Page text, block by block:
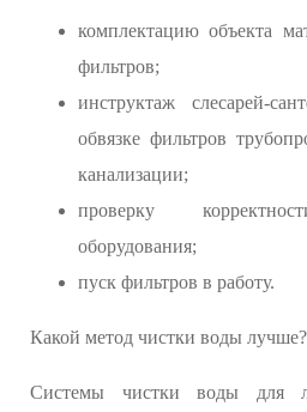
комплектацию объекта
фильтров;
инструктаж слесарей-
обвязке фильтров
канализации;
проверку
оборудования;
пуск фильтров в работу.
Какой метод чистки воды лучше?
Системы чистки воды для